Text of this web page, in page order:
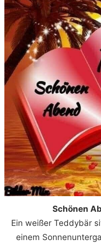
Schönen
Ein weißer Teddybär
einem